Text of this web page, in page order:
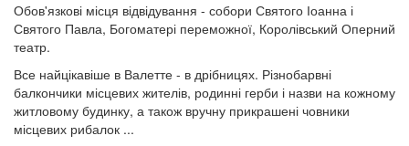
Обов'язкові місця відвідування - собори Святого Іоанна і
Святого Павла, Богоматері переможної, Королівський Оперний
театр.
Все найцікавіше в Валетте - в дрібницях. Різнобарвні
балкончики місцевих жителів, родинні герби і назви на кожному
житловому будинку, а також вручну прикрашені човники
місцевих рибалок ...